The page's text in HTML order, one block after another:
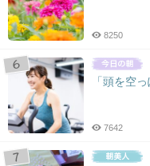
8250
「頭を空
7642